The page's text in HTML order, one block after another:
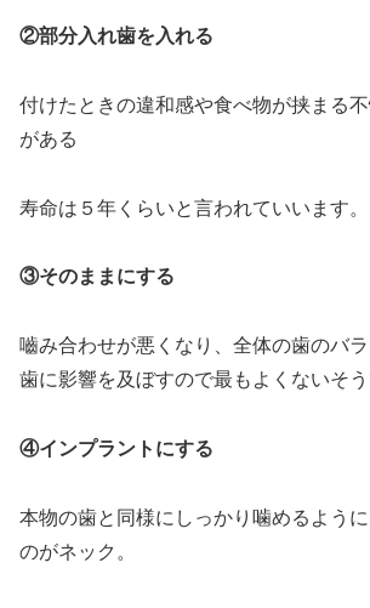
②部分入れ歯を入れる
付けたときの違和感や食べ物が挟まる
がある
寿命は５年くらいと言われていいます。
③そのままにする
嚙み合わせが悪くなり、全体の歯のバ
歯に影響を及ぼすので最もよくないそう
④インプラントにする
本物の歯と同様にしっかり噛めるよう
のがネック。